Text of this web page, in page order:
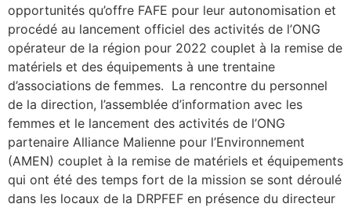
opportunités qu’offre FAFE pour leur autonomisation et
procédé au lancement officiel des activités de l’ONG
opérateur de la région pour 2022 couplet à la remise de
matériels et des équipements à une trentaine
d’associations de femmes. La rencontre du personnel
de la direction, l’assemblée d’information avec les
femmes et le lancement des activités de l’ONG
partenaire Alliance Malienne pour l’Environnement
(AMEN) couplet à la remise de matériels et équipements
qui ont été des temps fort de la mission se sont déroulé
dans les locaux de la DRPFEF en présence du directeur